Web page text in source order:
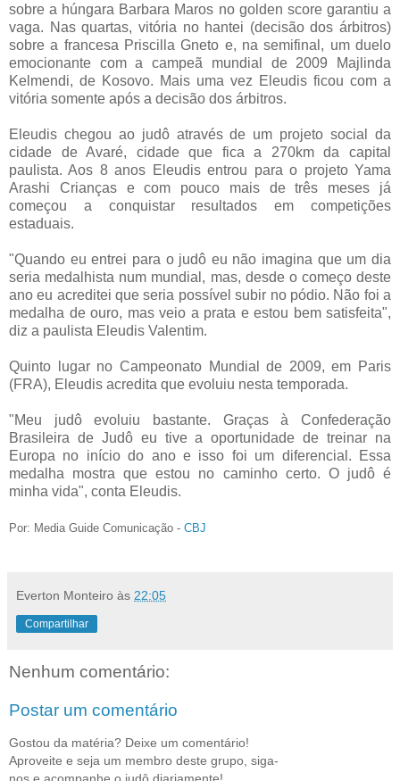
sobre a húngara Barbara Maros no golden score garantiu a
vaga. Nas quartas, vitória no hantei (decisão dos árbitros)
sobre a francesa Priscilla Gneto e, na semifinal, um duelo
emocionante com a campeã mundial de 2009 Majlinda
Kelmendi, de Kosovo. Mais uma vez Eleudis ficou com a
vitória somente após a decisão dos árbitros.
Eleudis chegou ao judô através de um projeto social da
cidade de Avaré, cidade que fica a 270km da capital
paulista. Aos 8 anos Eleudis entrou para o projeto Yama
Arashi Crianças e com pouco mais de três meses já
começou a conquistar resultados em competições
estaduais.
"Quando eu entrei para o judô eu não imagina que um dia
seria medalhista num mundial, mas, desde o começo deste
ano eu acreditei que seria possível subir no pódio. Não foi a
medalha de ouro, mas veio a prata e estou bem satisfeita",
diz a paulista Eleudis Valentim.
Quinto lugar no Campeonato Mundial de 2009, em Paris
(FRA), Eleudis acredita que evoluiu nesta temporada.
"Meu judô evoluiu bastante. Graças à Confederação
Brasileira de Judô eu tive a oportunidade de treinar na
Europa no início do ano e isso foi um diferencial. Essa
medalha mostra que estou no caminho certo. O judô é
minha vida", conta Eleudis.
Por: Media Guide Comunicação - CBJ
Everton Monteiro às 22:05
Compartilhar
Nenhum comentário:
Postar um comentário
Gostou da matéria? Deixe um comentário!
Aproveite e seja um membro deste grupo, siga-
nos e acompanhe o judô diariamente!